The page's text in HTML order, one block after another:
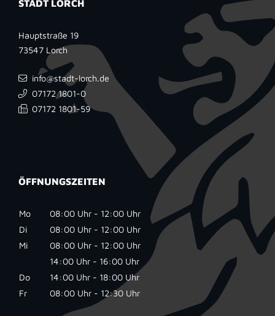
STADT LORCH
Hauptstraße 19
73547 Lorch
info@stadt-lorch.de
07172 1801-0
07172 1801-59
ÖFFNUNGSZEITEN
Mo
08:00 Uhr - 12:00 Uhr
Di
08:00 Uhr - 12:00 Uhr
Mi
08:00 Uhr - 12:00 Uhr
14:00 Uhr - 16:00 Uhr
Do
14:00 Uhr - 18:00 Uhr
Fr
08:00 Uhr - 12:30 Uhr